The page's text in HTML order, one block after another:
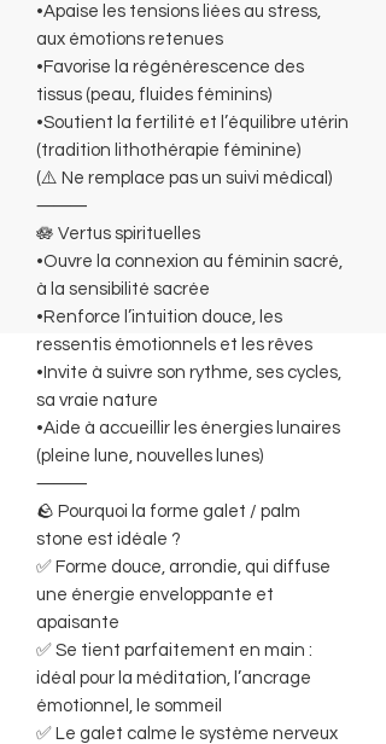
•Apaise les tensions liées au stress,
aux émotions retenues
•Favorise la régénérescence des
tissus (peau, fluides féminins)
•Soutient la fertilité et l’équilibre utérin
(tradition lithothérapie féminine)
(⚠️ Ne remplace pas un suivi médical)
⸻
🪷 Vertus spirituelles
•Ouvre la connexion au féminin sacré,
à la sensibilité sacrée
•Renforce l’intuition douce, les
ressentis émotionnels et les rêves
•Invite à suivre son rythme, ses cycles,
sa vraie nature
•Aide à accueillir les énergies lunaires
(pleine lune, nouvelles lunes)
⸻
🪨 Pourquoi la forme galet / palm
stone est idéale ?
✅ Forme douce, arrondie, qui diffuse
une énergie enveloppante et
apaisante
✅ Se tient parfaitement en main :
idéal pour la méditation, l’ancrage
émotionnel, le sommeil
✅ Le galet calme le système nerveux